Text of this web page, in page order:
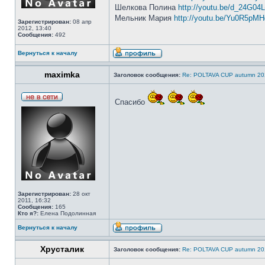
Зарегистрирован: 08 апр
2012, 13:40
Сообщения: 492
Шелкова Полина http://youtu.be/
Мельник Мария http://youtu.be/
Вернуться к началу
maximka Заголовок сообщения: Re: POLTAVA CUP autumn
Зарегистрирован: 28 окт
2011, 16:32
Сообщения: 165
Кто я?: Елена Подолинная
Спасибо
Вернуться к началу
Хрусталик Заголовок сообщения: Re: POLTAVA CUP autumn